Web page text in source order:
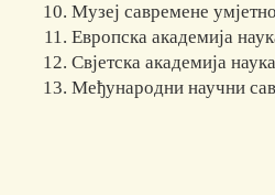
Музеј савремене
Европска академија
Свјетска академија
Међународни научни